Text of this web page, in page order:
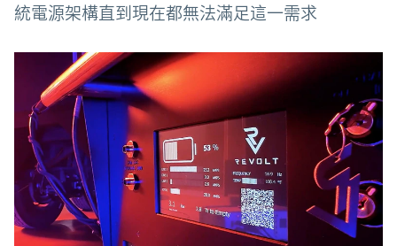
統電源架構直到現在都無法滿足這一需求